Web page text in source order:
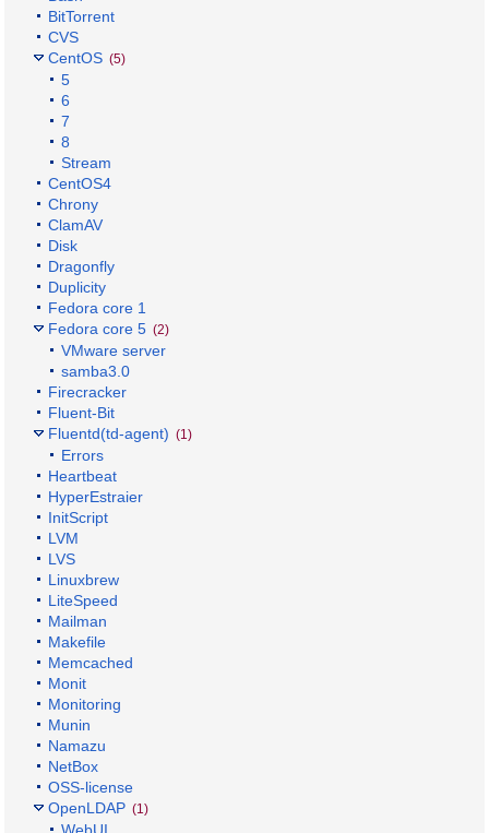
BitTorrent
CVS
CentOS (5)
5
6
7
8
Stream
CentOS4
Chrony
ClamAV
Disk
Dragonfly
Duplicity
Fedora core 1
Fedora core 5 (2)
VMware server
samba3.0
Firecracker
Fluent-Bit
Fluentd(td-agent) (1)
Errors
Heartbeat
HyperEstraier
InitScript
LVM
LVS
Linuxbrew
LiteSpeed
Mailman
Makefile
Memcached
Monit
Monitoring
Munin
Namazu
NetBox
OSS-license
OpenLDAP (1)
WebUI